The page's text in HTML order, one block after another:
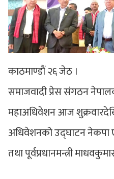
काठमाण्डौं २६ जेठ ।
समाजवादी प्रेस संगठन
महाअधिवेशन आज
अधिवेशनको उद्घाटन नेकपा
तथा पूर्वप्रधानमन्त्री